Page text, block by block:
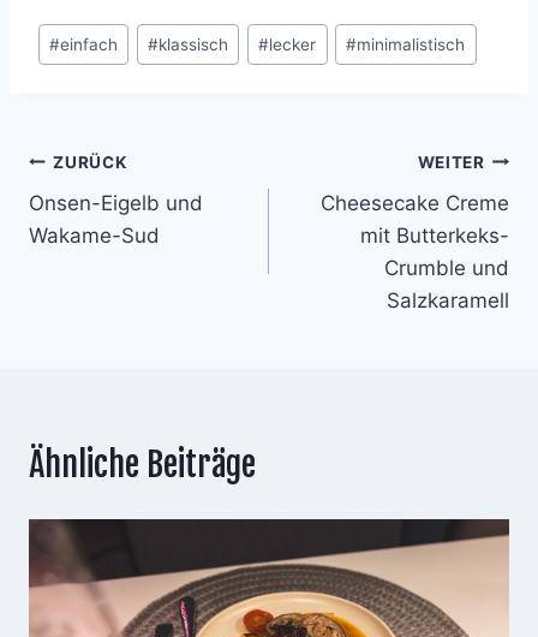
Schlagworte:
#einfach #klassisch #lecker #minimalistisch
Beitragsnavigation
ZURÜCK
Onsen-Eigelb und
Wakame-Sud
WEITER
Cheesecake Creme
mit Butterkeks-
Crumble und
Salzkaramell
Ähnliche Beiträge